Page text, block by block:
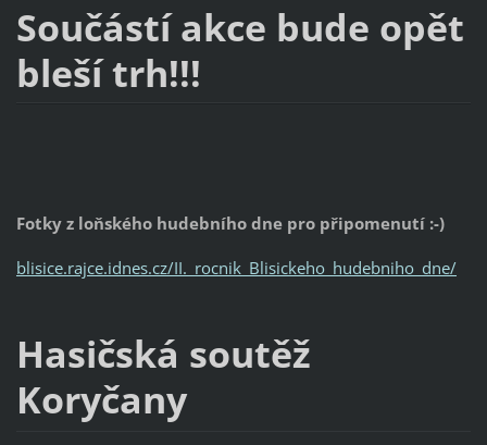
Součástí akce bude opět
bleší trh!!!
Fotky z loňského hudebního dne pro připomenutí :-)
blisice.rajce.idnes.cz/II._rocnik_Blisickeho_hudebniho_dne/
Hasičská soutěž
Koryčany